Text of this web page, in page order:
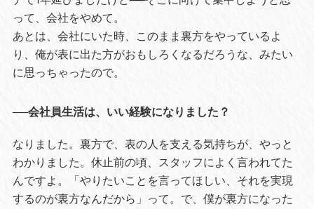
って、会社をやめて。
あとは、会社にいた時、このまま裏方をやっているよ
り、俺が表に出た方がおもしろくなるだろうな、みたい
に思っちゃったので。
──会社員生活は、いい経験になりました？
なりました。裏方で、表の人を支える気持ちが、やっと
わかりました。休止前の頃、スタッフによく言われてた
んですよ。「やりたいことを言ってほしい、それを実現
するのが裏方なんだから」って。で、僕が裏方になった